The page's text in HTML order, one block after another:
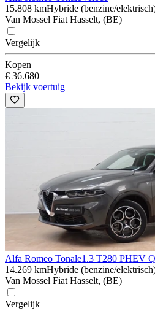
15.808 kmHybride (benzine/
Van Mossel Fiat Hasselt, (BE)
Vergelijk
Kopen
€ 36.680
Bekijk voertuig
Alfa Romeo Tonale1.3 T280 PHEV
14.269 kmHybride (benzine/
Van Mossel Fiat Hasselt, (BE)
Vergelijk